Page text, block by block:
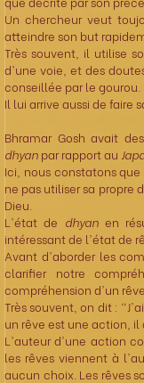
Un chercheur veut
atteindre son but
Très souvent, il utilise
d'une voie, et des
conseillée par le gourou.
Il lui arrive aussi de faire
Bhramar Gosh avait
dhyan par rapport au
Ici, nous constatons
ne pas utiliser sa propre
Dieu.
L'état de dhyanen
intéressant de l'état de
Avant d'aborder les
clarifier notre
compréhension d'un
Très souvent, on dit :
un rêve est une action,
L'auteur d'une action
les rêves viennent à
aucun choix. Les rêves